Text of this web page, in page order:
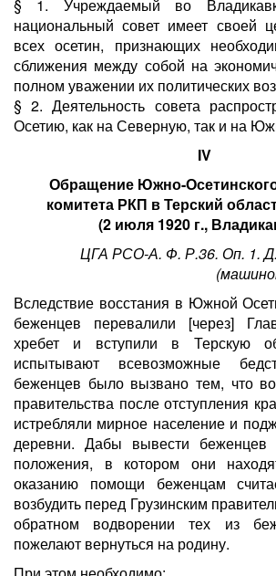
§ 1. Учреждаемый во
национальный совет имеет своей
всех осетин, признающих
сближения между собой на
полном уважении их политических
§ 2. Деятельность совета
Осетию, как на Северную, так и на
IV
Обращение Южно-
комитета РКП в Терский
(2 июля 1920 г.,
ЦГА РСО-А. Ф. Р.36. Оп. 1. Д.
Вследствие восстания в Южной
беженцев перевалили [через]
хребет и вступили в Терскую
испытывают всевозможные
беженцев было вызвано тем, что
правительства после отступления
истребляли мирное население и
деревни. Дабы вывести беженцев
положения, в котором они
оказанию помощи беженцам
возбудить перед Грузинским
обратном водворении тех из
пожелают вернуться на родину.